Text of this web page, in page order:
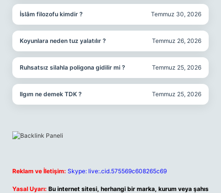
İslâm filozofu kimdir ? Temmuz 30, 2026
Koyunlara neden tuz yalatılır ? Temmuz 26, 2026
Ruhsatsız silahla poligona gidilir mi ? Temmuz 25, 2026
Ilgım ne demek TDK ? Temmuz 25, 2026
Reklam ve İletişim: Skype: live:.cid.575569c608265c69
Yasal Uyarı: Bu internet sitesi, herhangi bir marka, kurum veya şahıs